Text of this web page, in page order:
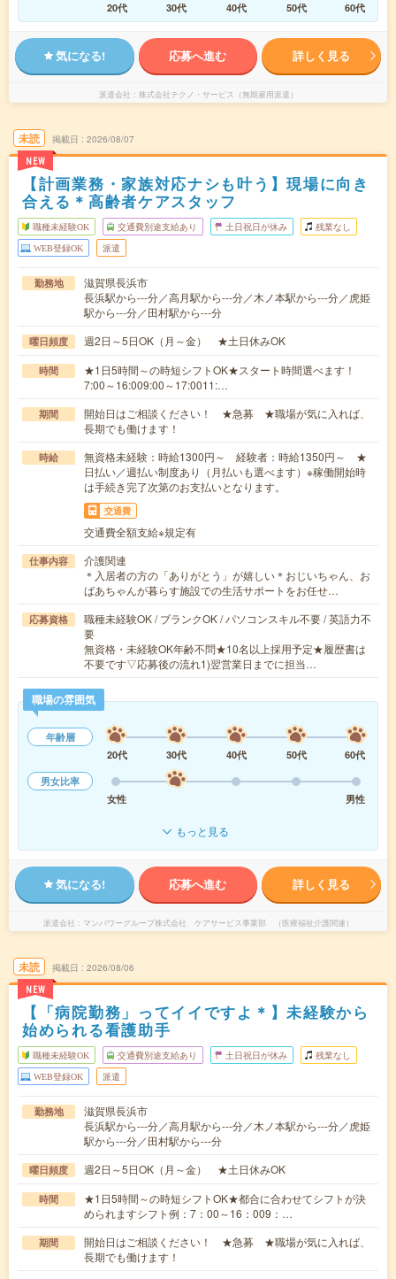
20代
30代 40代 50代 60代
気になる! 応募へ進む 詳しく見る
派遣会社 株式会社テクノ・サービス（無期雇用派遣）
未読
NEW
掲載日 2026/08/07
【計画業務・家族対応ナシも叶う】現場に向き
合える＊高齢者ケアスタッフ
職種未経験OK 交通費別途支給あり 土日祝日が休み 残業なし
WEB登録OK 派遣
勤務地
滋賀県長浜市
長浜駅から---分／高月駅から---分／木ノ本駅から---分／虎姫
駅から---分／田村駅から---分
曜日頻度 週2日～5日OK（月～金） ★土日休みOK
時間
★1日5時間～の時短シフトOK★スタート時間選べます！
7:00～16:009:00～17:0011:…
期間
開始日はご相談ください！ ★急募 ★職場が気に入れば、
長期でも働けます！
時給
無資格未経験：時給1300円～ 経験者：時給1350円～ ★
日払い／週払い制度あり（月払いも選べます）※稼働開始時
は手続き完了次第のお支払いとなります。
交通費
交通費全額支給※規定有
仕事内容
介護関連
＊入居者の方の「ありがとう」が嬉しい＊おじいちゃん、お
ばあちゃんが暮らす施設での生活サポートをお任せ…
応募資格
職種未経験OK / ブランクOK / パソコンスキル不要 / 英語力不
要
無資格・未経験OK年齢不問★10名以上採用予定★履歴書は
不要です▽応募後の流れ1)翌営業日までに担当…
職場の雰囲気
年齢層
20代
30代 40代 50代
60代
男女比率
女性
男性
もっと見る
気になる! 応募へ進む 詳しく見る
派遣会社 マンパワーグループ株式会社 ケアサービス事業部 （医療福祉介護関連）
未読
NEW
掲載日 2026/08/06
【「病院勤務」ってイイですよ＊】未経験から
始められる看護助手
職種未経験OK 交通費別途支給あり 土日祝日が休み 残業なし
WEB登録OK 派遣
勤務地
滋賀県長浜市
長浜駅から---分／高月駅から---分／木ノ本駅から---分／虎姫
駅から---分／田村駅から---分
曜日頻度 週2日～5日OK（月～金） ★土日休みOK
時間
★1日5時間～の時短シフトOK★都合に合わせてシフトが決
められますシフト例：7：00～16：009：…
期間
開始日はご相談ください！ ★急募 ★職場が気に入れば、
長期でも働けます！